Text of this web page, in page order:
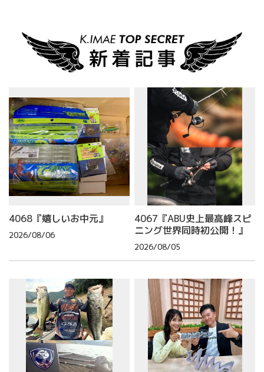
4068『嬉しいお中元』
2026/08/06
4067『ABU史上最高峰スピ
ニング世界同時初公開！』
2026/08/05